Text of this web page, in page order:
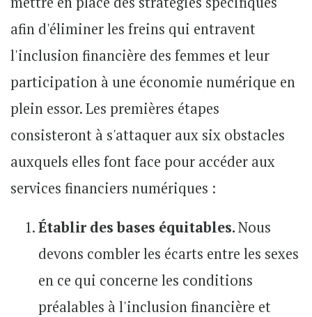
afin d'éliminer les freins qui entravent
l'inclusion financière des femmes et leur
participation à une économie numérique en
plein essor. Les premières étapes
consisteront à s'attaquer aux six obstacles
auxquels elles font face pour accéder aux
services financiers numériques :
Établir des bases équitables.Nous
devons combler les écarts entre les sexes
en ce qui concerne les conditions
préalables à l'inclusion financière et